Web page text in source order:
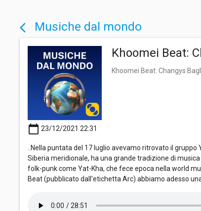
arrow_back_ios Musiche dal mondo
Khoomei Beat:
Khoomei Beat: Changys
calendar_today 23/12/2021 22:31
..Nella puntata del 17 luglio avevamo ritrovato il
Siberia meridionale, ha una grande tradizione di
folk-punk come Yat-Kha, che fece epoca nella world
Beat (pubblicato dall'etichetta Arc) abbiamo adesso